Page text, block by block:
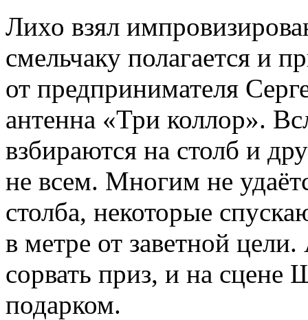
Лихо взял
смельчаку полагается и
от предпринимателя
антенна «Три коллор».
взбираются на столб и
не всем. Многим не
столба, некоторые
в метре от заветной
сорвать приз, и на сцене
подарком.